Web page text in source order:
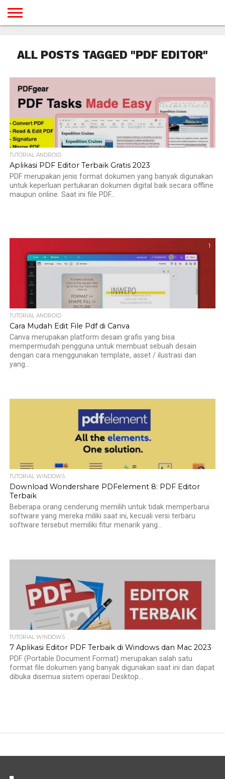
GAMES
DESAIN
ANDROID
IOS
YOUTUBE
INTERNET
WINDOWS
LINUX
MACINTOSH
MESSENGER
BLOGSPOT
WORDPRESS
PEMROGRAMAN
SEO
WEB
SERVER
ALL POSTS TAGGED "PDF EDITOR"
TUTORIAL ANDROID
Aplikasi PDF Editor Terbaik Gratis 2023
PDF merupakan jenis format dokumen yang banyak digunakan
untuk keperluan pertukaran dokumen digital baik secara offline
maupun online. Saat ini file PDF...
1
TUTORIAL ANDROID
Cara Mudah Edit File Pdf di Canva
Canva merupakan platform desain grafis yang bisa
mempermudah pengguna untuk membuat sebuah desain
dengan cara menggunakan template, asset / ilustrasi dan
yang...
TUTORIAL WINDOWS
Download Wondershare PDFelement 8: PDF Editor
Terbaik
Beberapa orang cenderung memilih untuk tidak memperbarui
software yang mereka miliki saat ini, kecuali versi terbaru
software tersebut memiliki fitur menarik yang...
TUTORIAL WINDOWS
7 Aplikasi Editor PDF Terbaik di Windows dan Mac 2023
PDF (Portable Document Format) merupakan salah satu
format file dokumen yang banyak digunakan saat ini dan dapat
dibuka disemua sistem operasi Desktop...